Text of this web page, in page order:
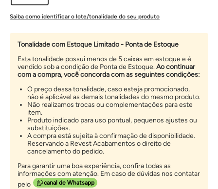
Saiba como identificar o lote/tonalidade do seu produto
Tonalidade com Estoque Limitado - Ponta de Estoque
Esta tonalidade possui menos de 5 caixas em estoque e é
vendido sob a condição de Ponta de Estoque.Ao continuar
com a compra, você concorda com as seguintes condições:
O preço dessa tonalidade, caso esteja promocionado,
não é aplicável as demais tonalidades do mesmo produto.
Não realizamos trocas ou complementações para este
item.
Produto indicado para uso pontual, pequenos ajustes ou
substituições.
A compra está sujeita à confirmação de disponibilidade.
Reservando a Revest Acabamentos o direito de
cancelamento do pedido.
Para garantir uma boa experiência, confira todas as
informações com atenção. Em caso de dúvidas nos contatar
pelo
canal de Whatsapp